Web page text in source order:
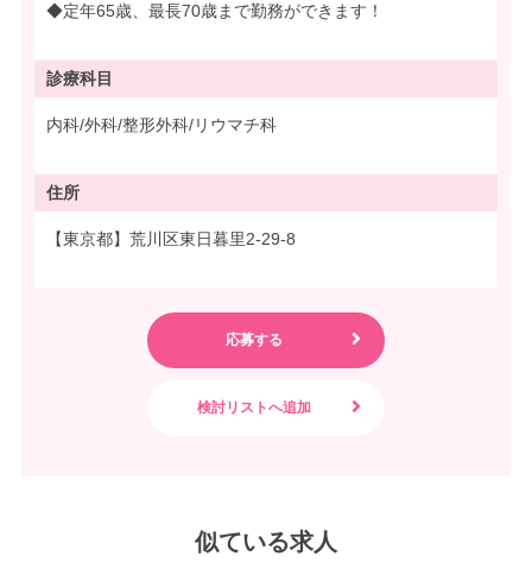
◆定年65歳、最長70歳まで勤務ができます！
診療科目
内科/外科/整形外科/リウマチ科
住所
【東京都】荒川区東日暮里2-29-8
似ている求人